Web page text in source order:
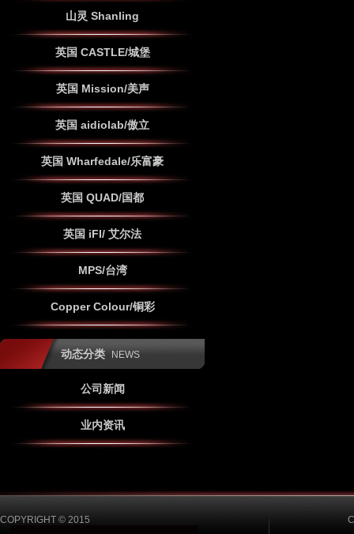
山灵 Shanling
英国 CASTLE/城堡
英国 Mission/美声
英国 aidiolab/傲立
英国 Wharfedale/乐富豪
英国 QUAD/国都
英国 iFI/ 艾尔法
MPS/台湾
Copper Colour/铜彩
动态分类 NEWS
公司新闻
业内资讯
COPYRIGHT © 2015